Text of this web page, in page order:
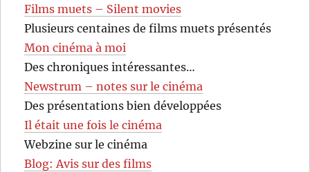
Films muets – Silent movies
Plusieurs centaines de films muets présentés
Mon cinéma à moi
Des chroniques intéressantes…
Newstrum – notes sur le cinéma
Des présentations bien développées
Il était une fois le cinéma
Webzine sur le cinéma
Blog: Avis sur des films